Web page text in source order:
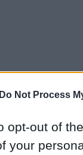
Do Not Process
opt-out of
your